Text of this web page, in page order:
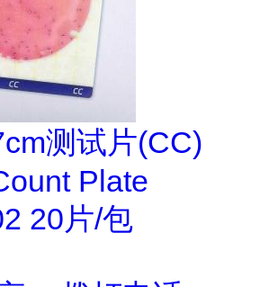
测试片(CC)
Plate
20片/包